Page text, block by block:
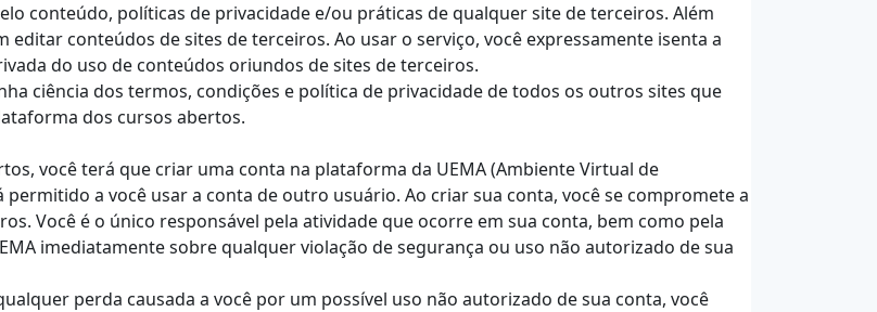
conteúdo, políticas de privacidade e/ou práticas de qualquer site de terceiros. Além
editar conteúdos de sites de terceiros. Ao usar o serviço, você expressamente isenta a
do uso de conteúdos oriundos de sites de terceiros.
ciência dos termos, condições e política de privacidade de todos os outros sites que
dos cursos abertos.
você terá que criar uma conta na plataforma da UEMA (Ambiente Virtual de
permitido a você usar a conta de outro usuário. Ao criar sua conta, você se compromete a
Você é o único responsável pela atividade que ocorre em sua conta, bem como pela
imediatamente sobre qualquer violação de segurança ou uso não autorizado de sua
perda causada a você por um possível uso não autorizado de sua conta, você